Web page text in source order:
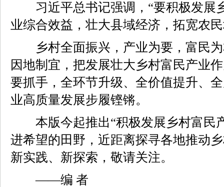
习近平总书记强调，“要积极发展
业综合效益，壮大县域经济，拓宽农
乡村全面振兴，产业为要，富民为
因地制宜，把发展壮大乡村富民产业
要抓手，全环节升级、全价值提升、
业高质量发展步履铿锵。
本版今起推出“积极发展乡村富民
进希望的田野，近距离探寻各地推动
新实践、新探索，敬请关注。
——编 者